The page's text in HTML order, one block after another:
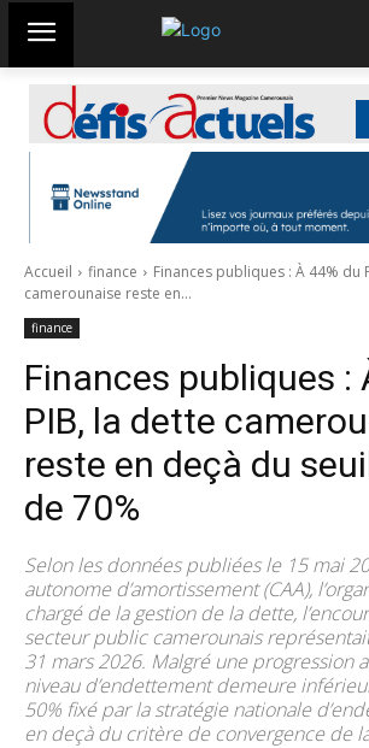
Accueil finance
Finances publiques : À 44% du
camerounaise reste en...
finance
Finances publiques :
PIB, la dette
reste en deçà du
de 70%
Selon les données publiées le 15 mai
autonome d’amortissement (CAA),
chargé de la gestion de la dette,
secteur public camerounais
31 mars 2026. Malgré une progression
niveau d’endettement demeure
50% fixé par la stratégie nationale
en deçà du critère de convergence de